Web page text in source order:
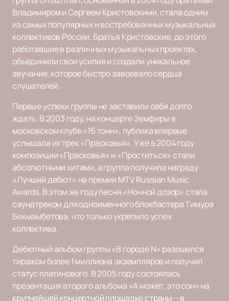
Владимиром и Сергеем Кристовскими, стала одним
из самых популярных и востребованных музыкальных
коллективов России. Братья Кристовские, до этого
работавшие в различных музыкальных проектах,
объединили свои усилия и создали уникальное
звучание, которое быстро завоевало сердца
слушателей.
Первые успехи группы не заставили себя долго
ждать. В 2003 году, на концерте Земфиры в
московском клубе «16 тонн», публика впервые
услышала их трек «Прасковья». Уже в 2004 году
композиции «Прасковья» и «Проститься» стали
абсолютными хитами, а группа получила награду
«Лучший дебют» на премии MTV Russian Music
Awards. В этом же году песня «Ночной дозор» стала
саундтреком для одноименного блокбастера Тимура
Бекмамбетова, что только укрепило успех
коллектива.
Дебютный альбом группы «В городе N» разошелся
тиражом более 1 миллиона экземпляров и получил
статус платинового. В 2005 году состоялась
презентация второго альбома «А может, это сон» на
крупнейшей концертной площадке страны – в